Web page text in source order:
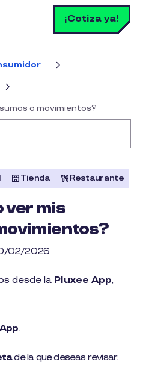
¡Cotiza ya!
o movimientos?
Tienda Restaurante
ver mis
02/2026
desde la Pluxee App,
.
de la que deseas revisar.